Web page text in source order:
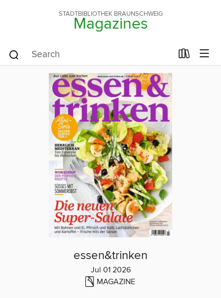
STADTBIBLIOTHEK BRAUNSCHWEIG
Magazines
essen&trinken
Jul 01 2026
MAGAZINE